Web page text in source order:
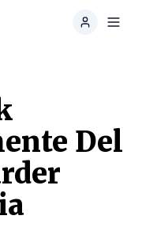
Del